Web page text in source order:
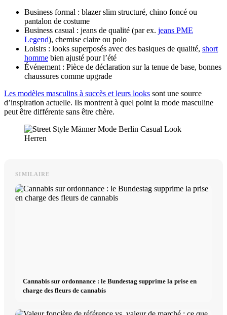
Business formal : blazer slim structuré, chino foncé ou
pantalon de costume
Business casual : jeans de qualité (par ex. jeans PME
Legend), chemise claire ou polo
Loisirs : looks superposés avec des basiques de qualité, short
homme bien ajusté pour l’été
Événement : Pièce de déclaration sur la tenue de base, bonnes
chaussures comme upgrade
Les modèles masculins à succès et leurs looks sont une source
d’inspiration actuelle. Ils montrent à quel point la mode masculine
peut être différente sans être chère.
SIMILAIRE
Cannabis sur ordonnance : le Bundestag supprime la prise en
charge des fleurs de cannabis